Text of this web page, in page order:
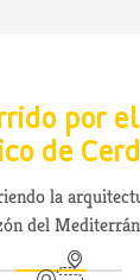
por
de
la
del